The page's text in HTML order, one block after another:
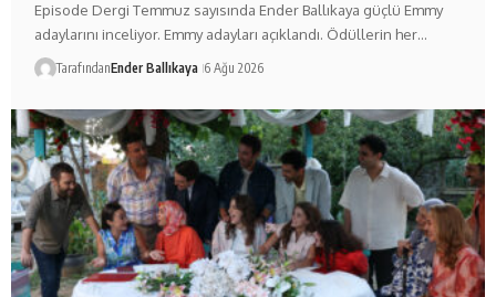
Episode Dergi Temmuz sayısında Ender Ballıkaya güçlü Emmy
adaylarını inceliyor. Emmy adayları açıklandı. Ödüllerin her…
TarafındanEnder Ballıkaya 6 Ağu 2026